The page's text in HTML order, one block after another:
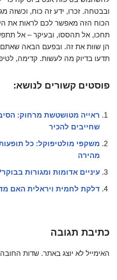
ובבטחה. זכרו, ידע זה כוח, וכשזה
הכוח הזה מאפשר לכם לראות את
תחכו, אל תהססו, ובעיקר – אל
הן שוות את זה. ובפעם הבאה שאתם
תדעו בדיוק מה לעשות. קדימה,
פוסטים קשורים לנושא:
ראייה מטושטשת מרחוק:
שחייבים להכיר
משקפי מולטיפוקל: כל
מהירה
עיניים אדומות ומגורות
דלקת לחמית ויראלית האם
כתיבת תגובה
האימייל לא יוצג באתר. שדות